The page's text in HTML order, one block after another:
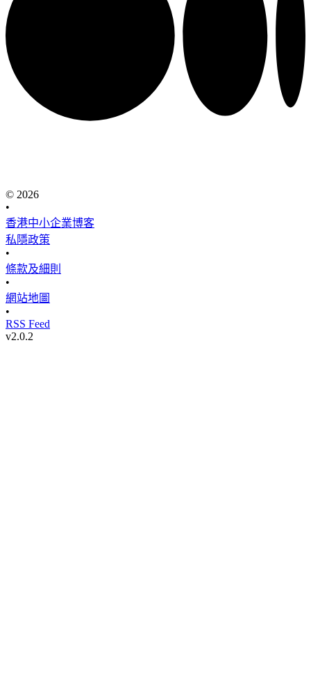
© 2026
•
香港中小企業博客
私隱政策
•
條款及細則
•
網站地圖
•
RSS Feed
v2.0.2